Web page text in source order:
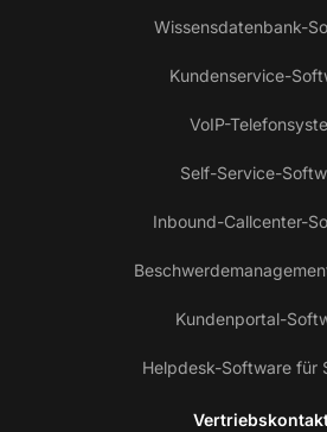
Wissensdatenbank-
Kundenservice-
VoIP-
Self-Service-
Inbound-Callcenter-
Kundenportal-
Helpdesk-Software für